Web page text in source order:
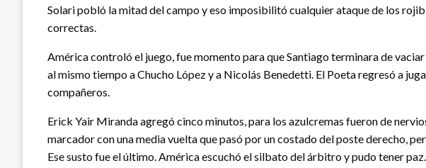
Solari pobló la mitad del campo y eso imposibilitó cualquier ataque de los
correctas.
América controló el juego, fue momento para que Santiago terminara de
al mismo tiempo a Chucho López y a Nicolás Benedetti. El Poeta regresó a
compañeros.
Erick Yair Miranda agregó cinco minutos, para los azulcremas fueron de
marcador con una media vuelta que pasó por un costado del poste derecho,
Ese susto fue el último. América escuchó el silbato del árbitro y pudo tener